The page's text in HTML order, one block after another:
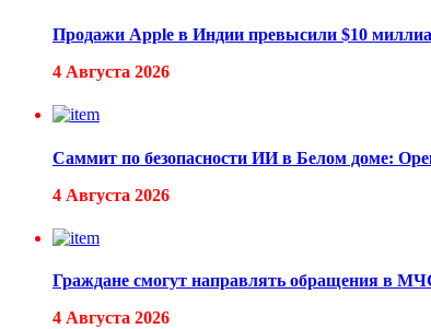
Продажи Apple в Индии превысили $10
4 Августа 2026
Саммит по безопасности ИИ в Белом доме:
4 Августа 2026
Граждане смогут направлять обращения в
4 Августа 2026